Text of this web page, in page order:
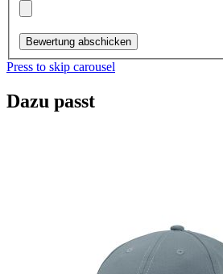
Bewertung abschicken
Press to skip carousel
Dazu passt